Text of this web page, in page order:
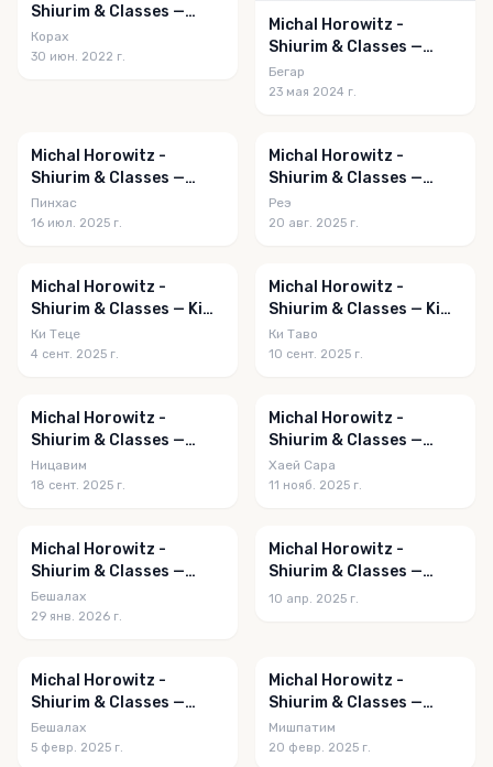
Shiurim & Classes —
Korach 5782
Корах
30 июн. 2022 г.
Michal Horowitz -
Shiurim & Classes —
Behar 5784
Бегар
23 мая 2024 г.
Michal Horowitz -
Shiurim & Classes —
Pinchas 5785
Пинхас
16 июл. 2025 г.
Michal Horowitz -
Shiurim & Classes —
Re'eh 5785
Реэ
20 авг. 2025 г.
Michal Horowitz -
Shiurim & Classes — Ki
Teitzei 5785
Ки Теце
4 сент. 2025 г.
Michal Horowitz -
Shiurim & Classes — Ki
Tavo 5785
Ки Таво
10 сент. 2025 г.
Michal Horowitz -
Shiurim & Classes —
Nitzavim 5785
Ницавим
18 сент. 2025 г.
Michal Horowitz -
Shiurim & Classes —
Chayei Sarah 5786
Хаей Сара
11 нояб. 2025 г.
Michal Horowitz -
Shiurim & Classes —
Beshalach 5786
Бешалах
29 янв. 2026 г.
Michal Horowitz -
Shiurim & Classes —
Tsav 5785
10 апр. 2025 г.
Michal Horowitz -
Shiurim & Classes —
Beshalach 5785
Бешалах
5 февр. 2025 г.
Michal Horowitz -
Shiurim & Classes —
Mishpatim 5785
Мишпатим
20 февр. 2025 г.